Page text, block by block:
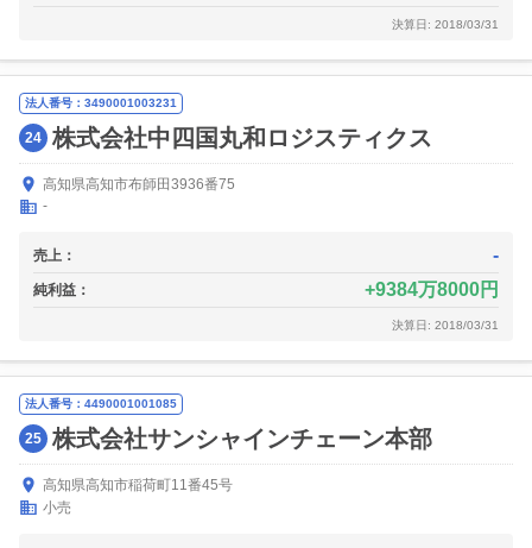
決算日: 2018/03/31
法人番号：3490001003231
24 株式会社中四国丸和ロジスティクス
高知県高知市布師田3936番75
-
売上： -
純利益： 9384万8000円
決算日: 2018/03/31
法人番号：4490001001085
25 株式会社サンシャインチェーン本部
高知県高知市稲荷町11番45号
小売